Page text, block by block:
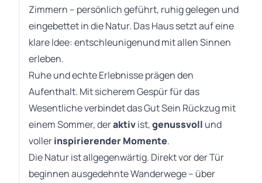
Zimmern – persönlich geführt, ruhig gelegen und
eingebettet in die Natur. Das Haus setzt auf eine
klare Idee: entschleunigenund mit allen Sinnen
erleben.
Ruhe und echte Erlebnisse prägen den
Aufenthalt. Mit sicherem Gespür für das
Wesentliche verbindet das Gut Sein Rückzug mit
einem Sommer, deraktivist,genussvoll und
vollerinspirierender Momente.
Die Natur ist allgegenwärtig. Direkt vor der Tür
beginnen ausgedehnte Wanderwege – über